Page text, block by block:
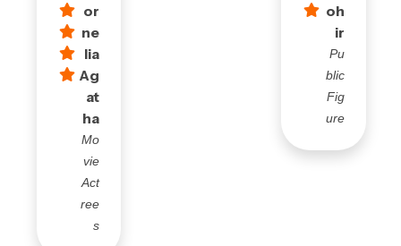
or
ne
lia
Ag
at
ha
Mo
vie
Act
ree
s
oh
ir
Pu
blic
Fig
ure